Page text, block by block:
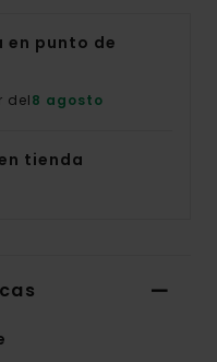
en punto de
del8 agosto
tienda